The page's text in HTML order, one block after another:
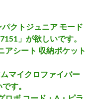
パクトジュニア モード
」が欲しいです。
アシート 収納ポケット
マイクロファイバー
す。